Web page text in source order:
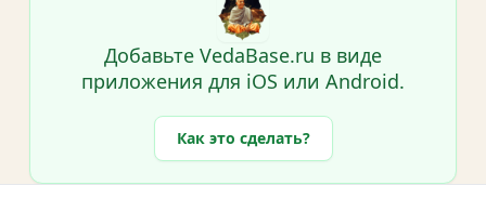
Добавьте VedaBase.ru в виде
приложения для iOS или Android.
Как это сделать?